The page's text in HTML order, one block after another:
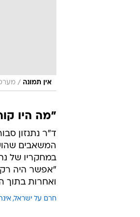
אין תמונה /
"מה היו
המשאבים
"אפשר היה רק
ואחרות בתוך
חרם על ישראל